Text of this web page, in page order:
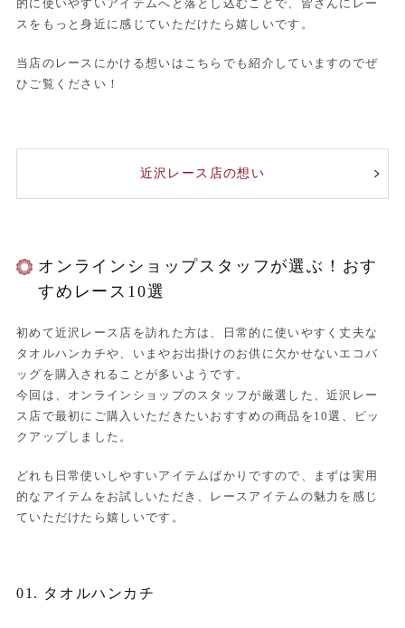
的に使いやすいアイテムへと落とし込むことで、皆さんにレー
スをもっと身近に感じていただけたら嬉しいです。
当店のレースにかける想いはこちらでも紹介していますのでぜ
ひご覧ください！
近沢レース店の想い
オンラインショップスタッフが選ぶ！おす
すめレース10選
初めて近沢レース店を訪れた方は、日常的に使いやすく丈夫な
タオルハンカチや、いまやお出掛けのお供に欠かせないエコバ
ッグを購入されることが多いようです。
今回は、オンラインショップのスタッフが厳選した、近沢レー
ス店で最初にご購入いただきたいおすすめの商品を10選、ピッ
クアップしました。
どれも日常使いしやすいアイテムばかりですので、まずは実用
的なアイテムをお試しいただき、レースアイテムの魅力を感じ
ていただけたら嬉しいです。
01. タオルハンカチ